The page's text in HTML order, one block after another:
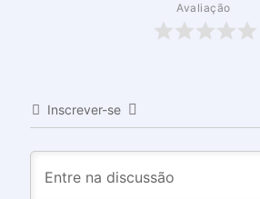
Avaliação
Inscrever-se